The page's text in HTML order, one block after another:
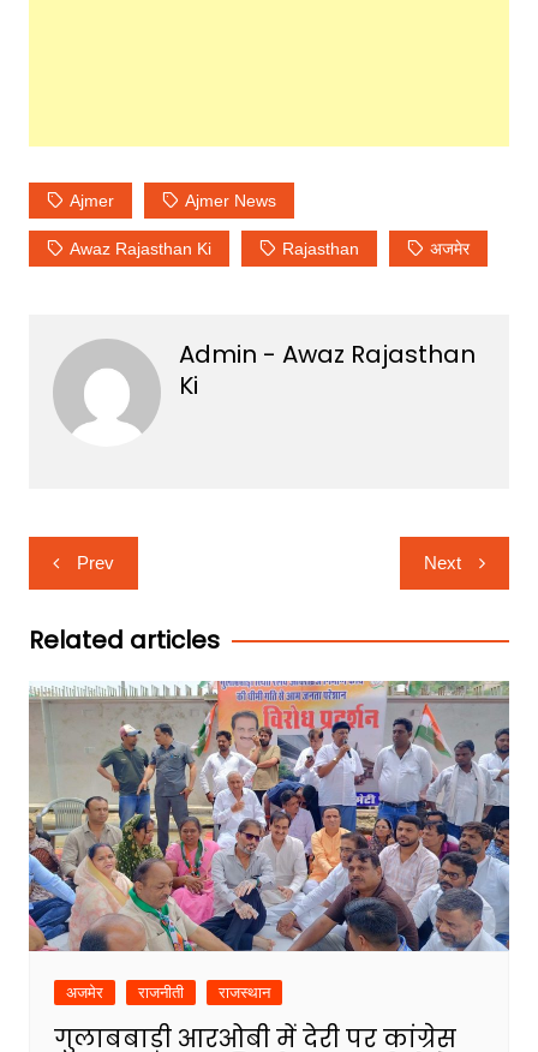
Ajmer Ajmer News
Awaz Rajasthan Ki Rajasthan अजमेर
Admin - Awaz Rajasthan
Ki
Post
navigation
Prev Next
Related articles
अजमेर राजनीती राजस्थान
गुलाबबाड़ी आरओबी में देरी पर कांग्रेस